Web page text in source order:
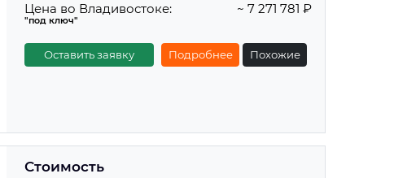
Цена во Владивостоке:
"под ключ"
~ 7 271 781 ₽
Оставить заявку Подробнее Похожие
Стоимость